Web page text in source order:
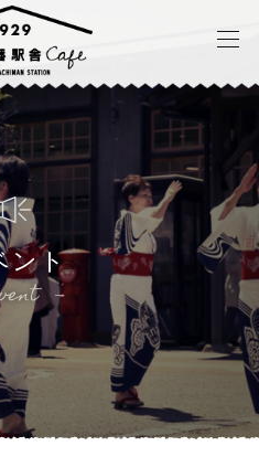
ント